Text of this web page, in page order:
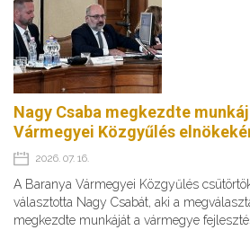
Nagy Csaba megkezdte
Vármegyei Közgyűlés
2026. 07. 16.
A Baranya Vármegyei Közgyűlés
választotta Nagy Csabát, aki a
megkezdte munkáját a vármegye